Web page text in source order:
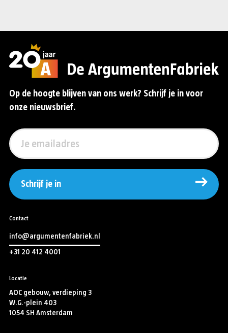
Op de hoogte blijven van ons werk? Schrijf je in voor
onze nieuwsbrief.
Schrijf je in
Contact
info@argumentenfabriek.nl
+31 20 412 4001
Locatie
AOC gebouw, verdieping 3
W.G.-plein 403
1054 SH Amsterdam